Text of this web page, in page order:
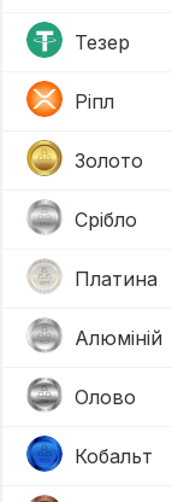
Тезер
Ріпл
Золото
Срібло
Платина
Алюміній
Олово
Кобальт